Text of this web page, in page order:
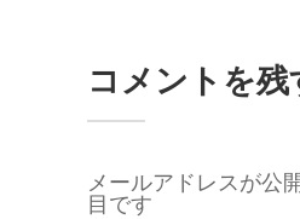
コメントを残
メールアドレスが公
目です